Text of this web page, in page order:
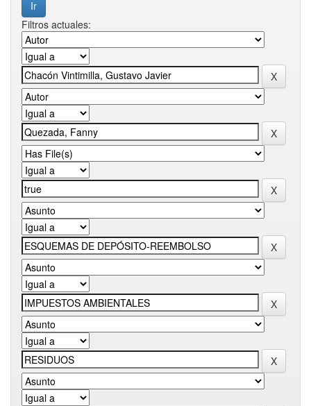
Filtros actuales: